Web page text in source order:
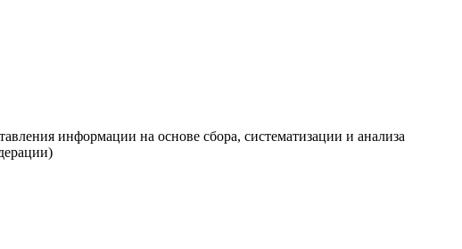
информации на основе сбора, систематизации и анализа